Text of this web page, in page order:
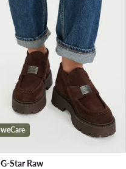
weCare
G-Star Raw